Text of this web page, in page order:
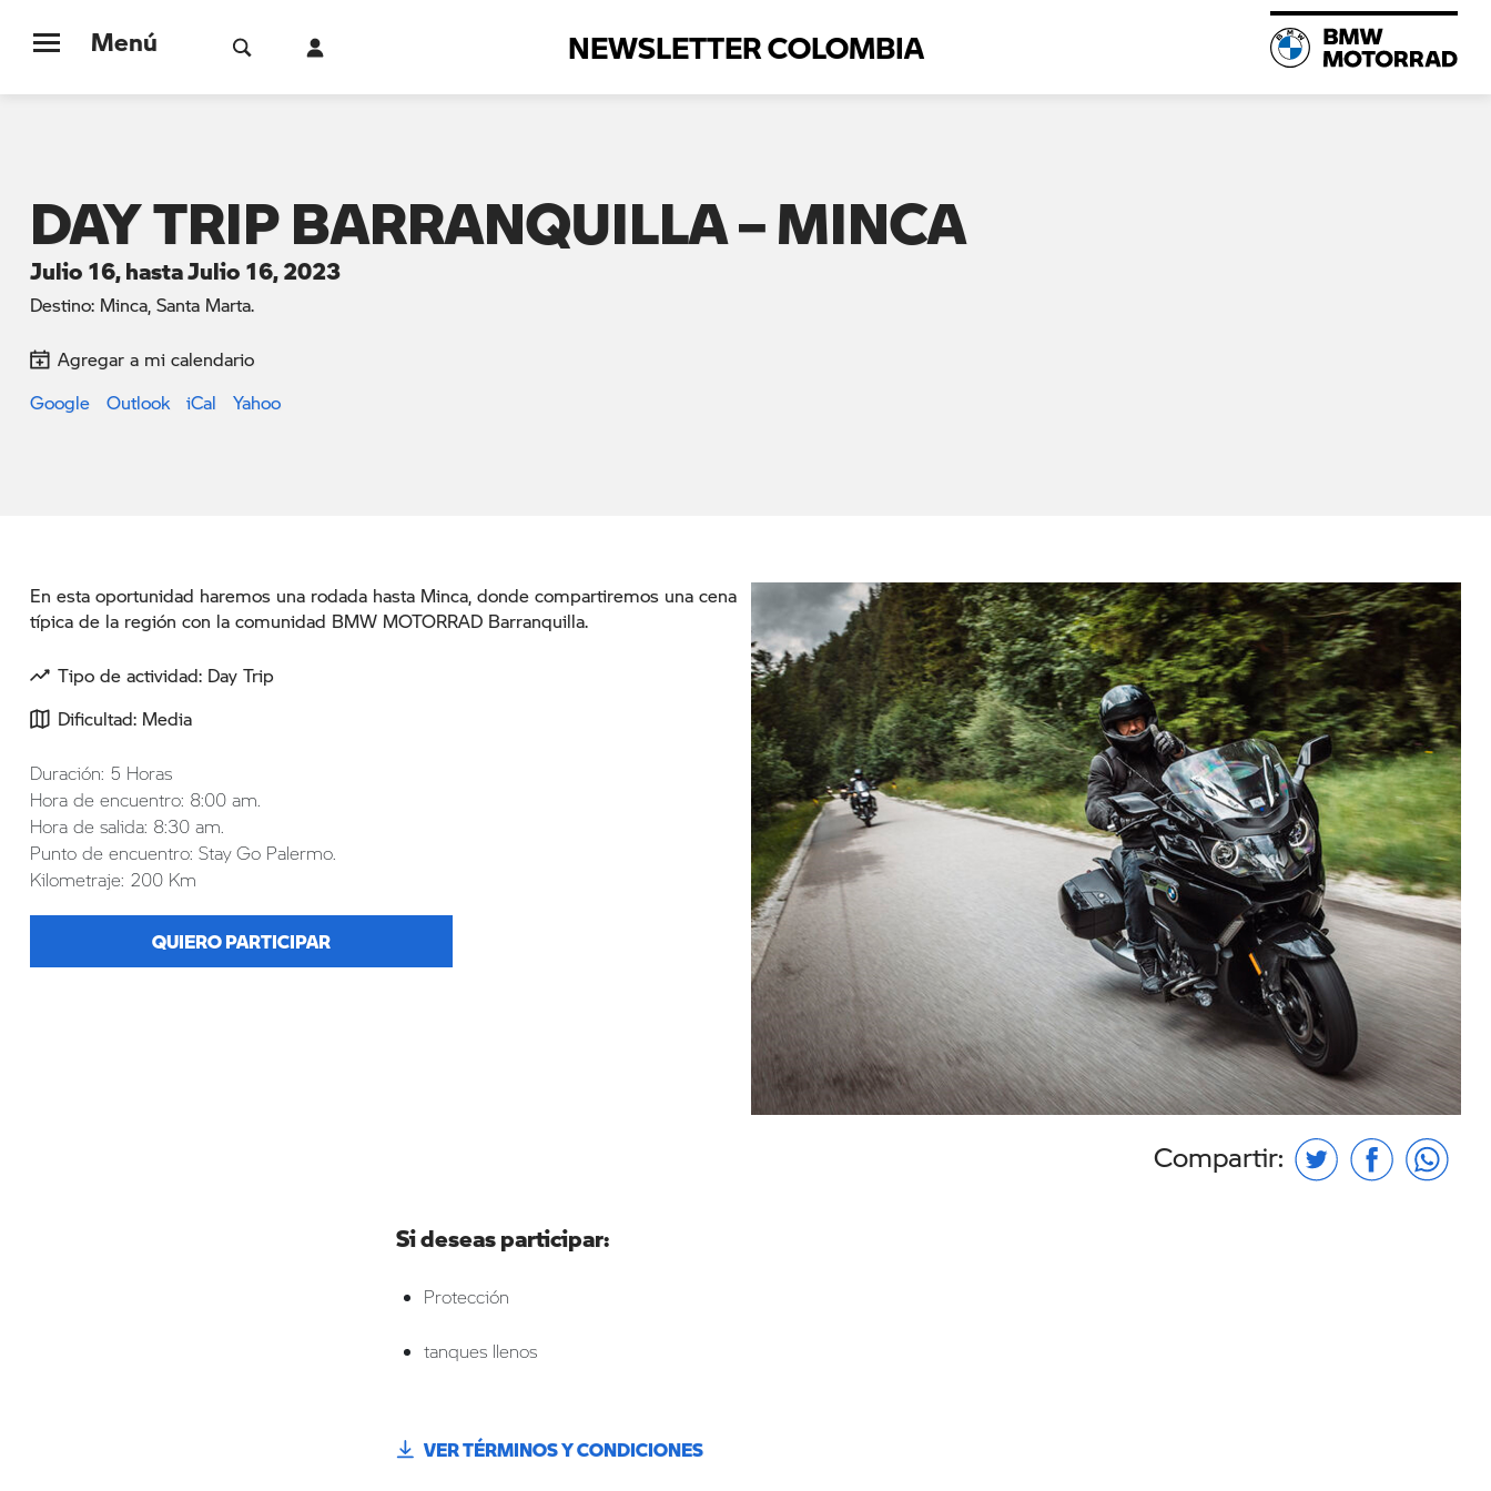
Menú NEWSLETTER COLOMBIA
DAY TRIP BARRANQUILLA – MINCA
Julio 16, hasta Julio 16, 2023
Destino: Minca, Santa Marta.
Agregar a mi calendario
Google
Outlook iCal Yahoo
En esta oportunidad haremos una rodada hasta Minca, donde compartiremos una cena
típica de la región con la comunidad BMW MOTORRAD Barranquilla.
Tipo de actividad: Day Trip
Dificultad: Media
Duración: 5 Horas
Hora de encuentro: 8:00 am.
Hora de salida: 8:30 am.
Punto de encuentro: Stay Go Palermo.
Kilometraje: 200 Km
QUIERO PARTICIPAR
Compartir:
Si deseas participar:
Protección
tanques llenos
VER TÉRMINOS Y CONDICIONES